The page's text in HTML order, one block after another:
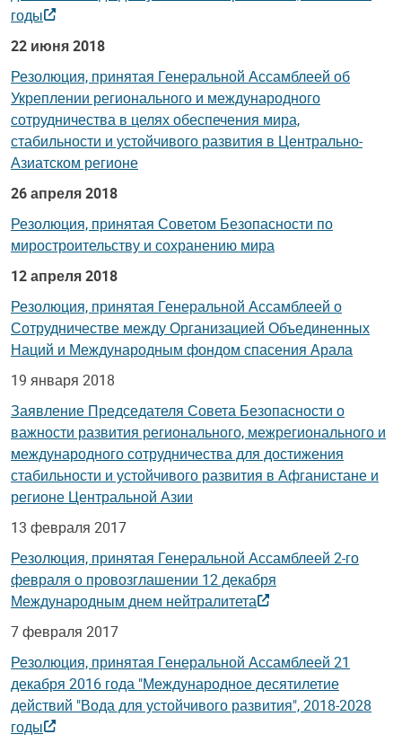
годы
22 июня 2018
Резолюция, принятая Генеральной Ассамблеей об
Укреплении регионального и международного
сотрудничества в целях обеспечения мира,
стабильности и устойчивого развития в Центрально-
Азиатском регионе
26 апреля 2018
Резолюция, принятая Советом Безопасности по
миростроительству и сохранению мира
12 апреля 2018
Резолюция, принятая Генеральной Ассамблеей о
Сотрудничестве между Организацией Объединенных
Наций и Международным фондом спасения Арала
19 января 2018
Заявление Председателя Совета Безопасности о
важности развития регионального, межрегионального и
международного сотрудничества для достижения
стабильности и устойчивого развития в Афганистане и
регионе Центральной Азии
13 февраля 2017
Резолюция, принятая Генеральной Ассамблеей 2-го
февраля о провозглашении 12 декабря
Международным днем нейтралитета
7 февраля 2017
Резолюция, принятая Генеральной Ассамблеей 21
декабря 2016 года "Международное десятилетие
действий "Вода для устойчивого развития", 2018-2028
годы